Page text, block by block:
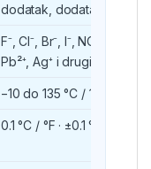
dodatak, dodatak uzorka,
F⁻, Cl⁻, Br⁻, I⁻, NO₃⁻, BF₄⁻,
Pb²⁺, Ag⁺ i drugi
−10 do 135 °C / 14 do 275
0.1 °C / °F · ±0.1 °C